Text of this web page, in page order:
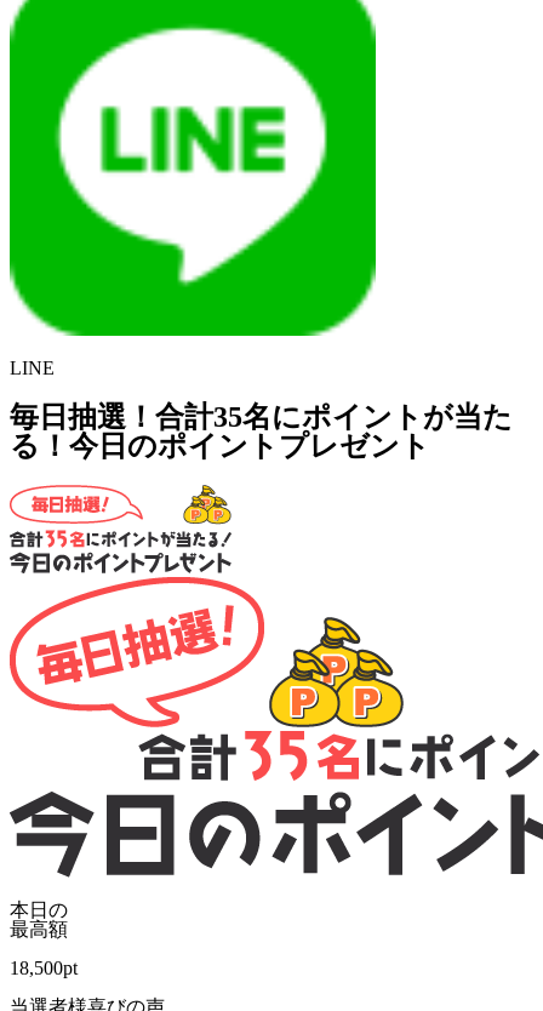
LINE
毎日抽選！合計35名にポイントが当た
る！今日のポイントプレゼント
本日の
最高額
18,500pt
当選者様喜びの声